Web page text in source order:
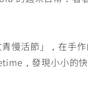
慢活節」，在手
，發現小小的